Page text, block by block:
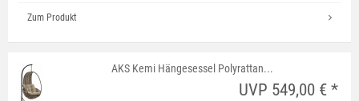
Zum Produkt
AKS Kemi Hängesessel Polyrattan...
UVP 549,00 € *